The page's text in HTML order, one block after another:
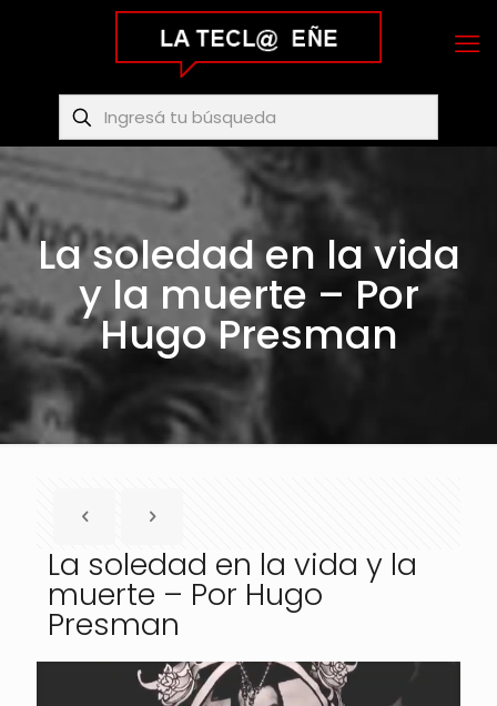
La soledad en la vida
y la muerte – Por
Hugo Presman
La soledad en la vida y la
muerte – Por Hugo
Presman